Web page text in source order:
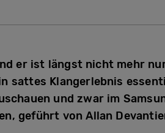
er ist längst nicht mehr
sattes Klangerlebnis
und zwar im
geführt von Allan